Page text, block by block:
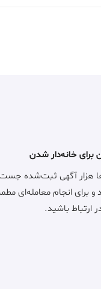
برای خانه‌دار شدن
هزار آگهی ثبت‌شده
و برای انجام معامله‌ای
باشید.